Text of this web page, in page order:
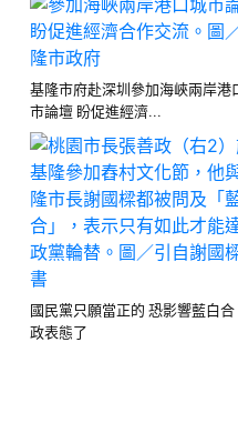
基隆市府赴深圳參加海峽兩岸港
市論壇 盼促進經濟...
國民黨只願當正的 恐影響藍白合
政表態了